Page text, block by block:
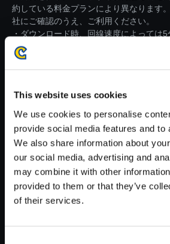
This website uses cookies
We use cookies to personalise
provide social media features and to
We also share information about
our social media, advertising and
may combine it with other
provided to them or that they’ve
of their services.
約している料金プランにより異なります
社にご確認のうえ、ご利用ください。
・ダウンロード時、回線速度によっては
がかかる場合がございます。
※ご購入いただいたファイルのダウンロ
が安定しているWifi環境でお試しください
【単曲】
al Soundtrack
Old Nayshall